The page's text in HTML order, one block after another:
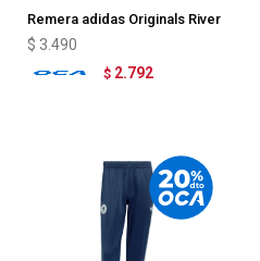
Remera adidas Originals River
Plate
$ 3.490
$ 2.792